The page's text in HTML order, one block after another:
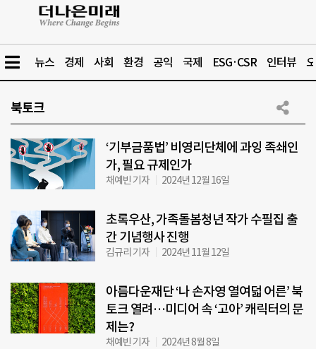
뉴스 경제 사회 환경 공익 국제 ESG·CSR 인터뷰
북토크
‘기부금품법’ 비영리단체에 과잉 족쇄인
가, 필요 규제인가
채예빈 기자 2024년 12월 16일
초록우산, 가족돌봄청년 작가 수필집 출
간 기념행사 진행
김규리 기자 2024년 11월 12일
아름다운재단 ‘나 손자영 열여덟 어른’ 북
토크 열려…미디어 속 ‘고아’ 캐릭터의 문
제는?
채예빈 기자 2024년 8월 8일